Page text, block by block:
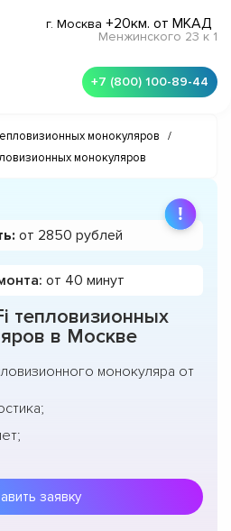
г. Москва +20км. от МКАД
Менжинского 23 к 1
+7 (800) 100-89-44
монокуляров
/
монокуляров
тепловизионных
в Москве
монокуляра от
заявку
от 2850 рублей
от 40 минут